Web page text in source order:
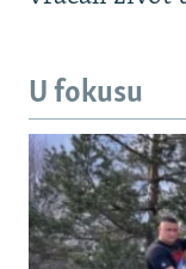
U fokusu